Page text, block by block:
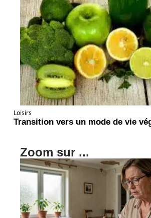
Loisirs
Transition vers un mode de vie
Zoom sur ...